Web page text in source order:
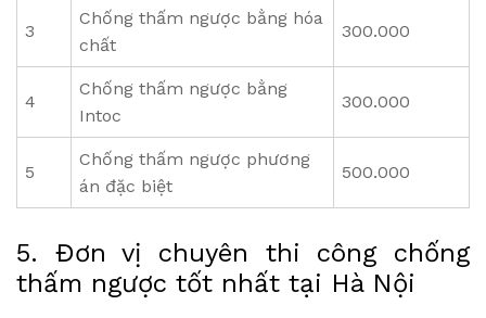
3
Chống thấm ngược bằng hóa
chất
300.000
4
Chống thấm ngược bằng
Intoc
300.000
5
Chống thấm ngược phương
án đặc biệt
500.000
5. Đơn vị chuyên thi công chống
thấm ngược tốt nhất tại Hà Nội